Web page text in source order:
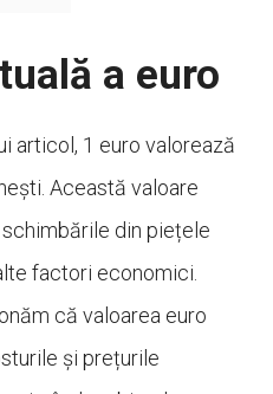
a euro
articol, 1 euro valorează
Această valoare
din piețele
factori economici.
că valoarea euro
și prețurile